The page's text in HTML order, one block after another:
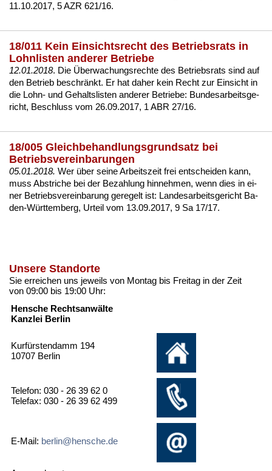
11.10.2017, 5 AZR 621/16.
18/011 Kein Einsichtsrecht des Betriebsrats in
Lohnlisten anderer Betriebe
12.01.2018. Die Über­wa­chungs­rech­te des Be­triebs­rats sind auf
den Be­trieb be­schränkt. Er hat da­her kein Recht zur Ein­sicht in
die Lohn- und Ge­halts­lis­ten an­de­rer Be­trie­be: Bun­des­ar­beits­ge­
richt, Be­schluss vom 26.09.2017, 1 ABR 27/16.
18/005 Gleichbehandlungsgrundsatz bei
Betriebsvereinbarungen
05.01.2018. Wer über sei­ne Ar­beits­zeit frei ent­schei­den kann,
muss Ab­stri­che bei der Be­zah­lung hin­neh­men, wenn dies in ei­
ner Be­triebs­ver­ein­ba­rung ge­re­gelt ist: Lan­des­ar­beits­ge­richt Ba­
den-Würt­tem­berg, Ur­teil vom 13.09.2017, 9 Sa 17/17.
Unsere Standorte
Sie erreichen uns jeweils von Montag bis Freitag in der Zeit
von 09:00 bis 19:00 Uhr:
Hensche Rechtsanwälte
Kanzlei Berlin
Kurfürstendamm 194
10707 Berlin
Telefon: 030 - 26 39 62 0
Telefax: 030 - 26 39 62 499
E-Mail: berlin@hensche.de